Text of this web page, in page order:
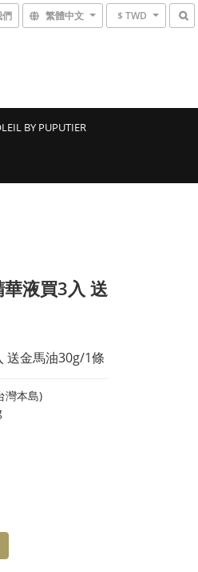
們 繁體中文 $ TWD
BY PUPUTIER
液買3入 送
送金馬油30g/1條
灣本島)